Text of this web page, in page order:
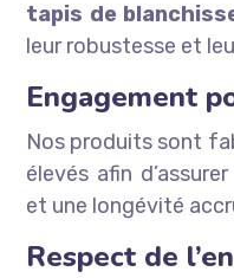
tapis de
leur robustesse et
Engagement
Nos produits sont
élevés afin
et une longévité
Respect de